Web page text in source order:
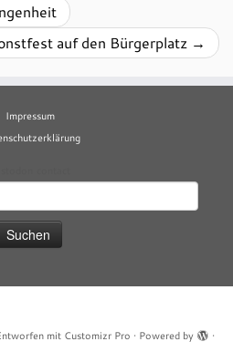
auf den Bürgerplatz →
Impressum
mit Customizr Pro · Powered by ·